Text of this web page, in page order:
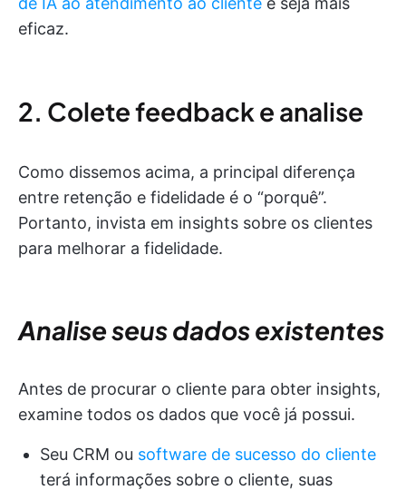
eficaz.
2. Colete feedback e analise
Como dissemos acima, a principal diferença
entre retenção e fidelidade é o “porquê”.
Portanto, invista em insights sobre os clientes
para melhorar a fidelidade.
Analise seus dados existentes
Antes de procurar o cliente para obter insights,
examine todos os dados que você já possui.
Seu CRM ou software de sucesso do cliente
terá informações sobre o cliente, suas